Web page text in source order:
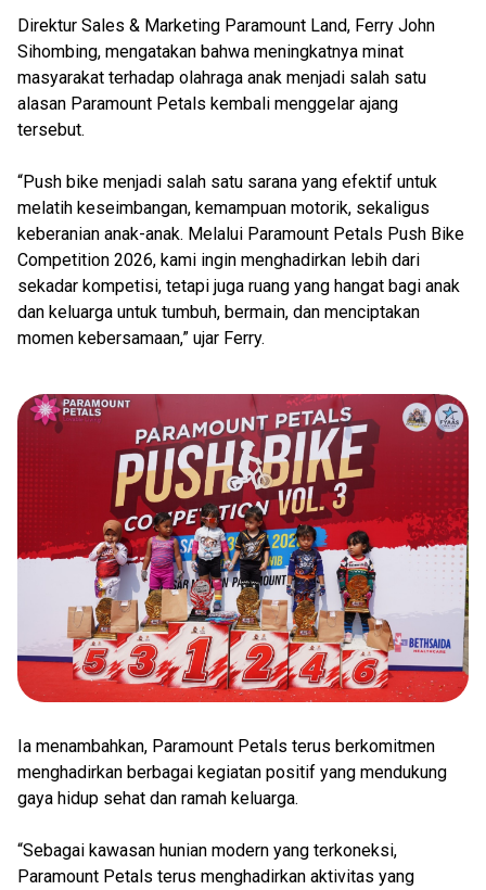
Direktur Sales & Marketing Paramount Land, Ferry John
Sihombing, mengatakan bahwa meningkatnya minat
masyarakat terhadap olahraga anak menjadi salah satu
alasan Paramount Petals kembali menggelar ajang
tersebut.
“Push bike menjadi salah satu sarana yang efektif untuk
melatih keseimbangan, kemampuan motorik, sekaligus
keberanian anak-anak. Melalui Paramount Petals Push Bike
Competition 2026, kami ingin menghadirkan lebih dari
sekadar kompetisi, tetapi juga ruang yang hangat bagi anak
dan keluarga untuk tumbuh, bermain, dan menciptakan
momen kebersamaan,” ujar Ferry.
Ia menambahkan, Paramount Petals terus berkomitmen
menghadirkan berbagai kegiatan positif yang mendukung
gaya hidup sehat dan ramah keluarga.
“Sebagai kawasan hunian modern yang terkoneksi,
Paramount Petals terus menghadirkan aktivitas yang